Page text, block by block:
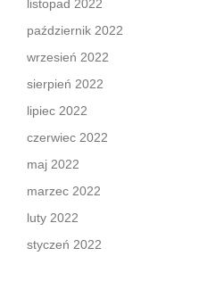
listopad 2022
październik 2022
wrzesień 2022
sierpień 2022
lipiec 2022
czerwiec 2022
maj 2022
marzec 2022
luty 2022
styczeń 2022